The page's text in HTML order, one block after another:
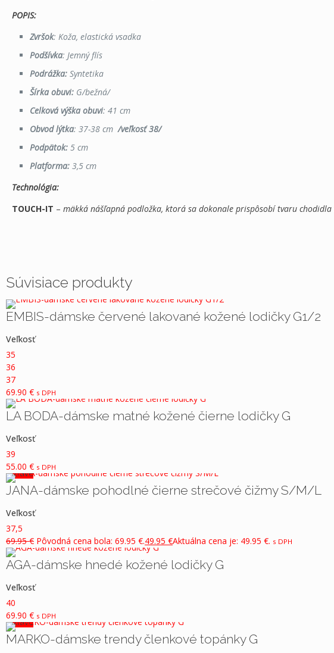
POPIS:
Zvršok: Koža, elastická vsadka
Podšívka: Jemný flís
Podrážka: Syntetika
Šírka obuvi: G/bežná/
Celková výška obuvi: 41 cm
Obvod lýtka: 37-38 cm/veľkosť 38/
Podpätok:5 cm
Platforma:3,5 cm
Technológia:
TOUCH-IT –mäkká nášľapná podložka, ktorá sa dokonale prispôsobí tvaru
Podšívka
Podošva
Farba
Sára výška
Výrobca
Nikto zatiaľ nepridal hodnotenie.
Pridajte prvú recenziu pre “TAMARIS-dámske čižmy na
Vaša e-mailová adresa nebude zverejnená. Vyžadované polia sú označené*
Vaše hodnotenie
Vaša recenzia
Meno*
Súvisiace produkty
EMBIS-dámske červené lakované kožené lodičky G1/2
Veľkosť
35
36
37
69.90 € s DPH
LA BODA-dámske matné kožené čierne lodičky G
Veľkosť
39
55.00 € s DPH
V zľave
JANA-dámske pohodlné čierne strečové čižmy S/M/L
Veľkosť
37,5
69.95€ Pôvodná cena bola: 69.95 €.49.95 €Aktuálna cena je: 49.95 €. s DPH
AGA-dámske hnedé kožené lodičky G
Veľkosť
40
69.90 € s DPH
V zľave
MARKO-dámske trendy členkové topánky G